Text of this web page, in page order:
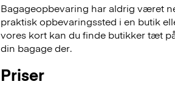
Bagageopbevaring har aldrig været
praktisk opbevaringssted i en butik
vores kort kan du finde butikker tæt
din bagage der.
Priser